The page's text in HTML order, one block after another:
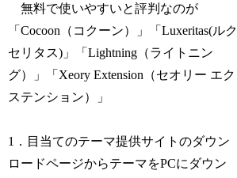
無料で使いやすいと評判なのが
「Cocoon（コクーン）」「Luxeritas(ルク
セリタス)」「Lightning（ライトニン
グ）」「Xeory Extension（セオリー エク
ステンション）」
1．目当てのテーマ提供サイトのダウン
ロードページからテーマをPCにダウン